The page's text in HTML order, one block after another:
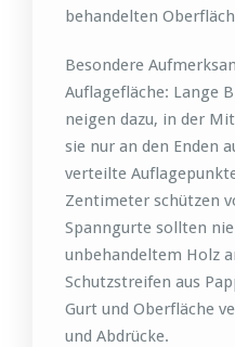
behandelten
Besondere
Auflagefläche: Lange
neigen dazu, in der
sie nur an den Enden
verteilte
Zentimeter schützen
Spanngurte sollten
unbehandeltem Holz
Schutzstreifen aus
Gurt und Oberfläche
und Abdrücke.